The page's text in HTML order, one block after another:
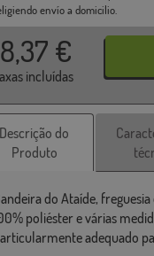
envío a domicilio.
€
incluídas
Descrição do
Produto
do Ataíde,
poliéster e várias
adequado